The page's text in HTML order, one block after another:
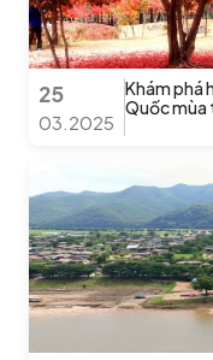
25
03.2025
Khám phá
Quốc mùa